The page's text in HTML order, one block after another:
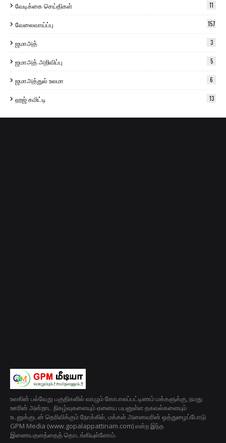
வேடிக்கை செய்திகள் 11
வேலைவாய்ப்பு 157
ஜமாஅத் 3
ஜமாஅத் அறிவிப்பு 5
ஜமாஅத்துல் உலமா 6
ஹஜ் கமிட்டி 13
உலகின் பல்வேறு பகுதிகளில் வாழும் கோபாலப்பட்டிணம் மக்களுக்கு, நமது
ஊரின் அன்றாட நிகழ்வுகளையும் ஏனைய பயனுள்ள தகவல்களையும்
உடனுக்குடன் தெரிவிக்கும் நோக்கில், மக்கள் அனைவரின் ஒத்துழைப்போடு
GPM Media (www.gopalappattinam.com) என்ற இந்த
இணையதளத்தைத் தொடங்கியுள்ளோம்.